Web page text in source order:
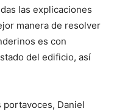
las explicaciones
manera de resolver
es con
del edificio, así
portavoces, Daniel